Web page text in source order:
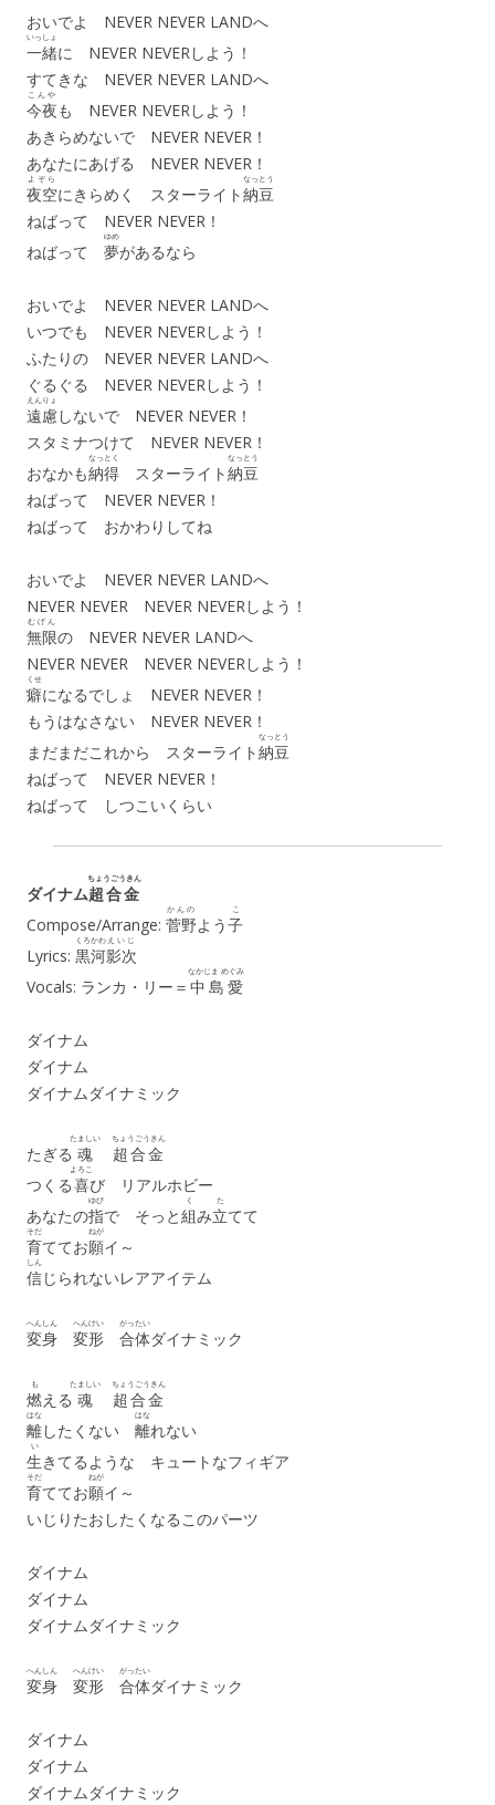
おいでよ NEVER NEVER LANDへ
一緒
いっしょ
に NEVER NEVERしよう！
すてきな NEVER NEVER LANDへ
今夜
こんや
も NEVER NEVERしよう！
あきらめないで NEVER NEVER！
あなたにあげる NEVER NEVER！
夜空
よぞら
にきらめく スターライト納豆
なっとう
ねばって NEVER NEVER！
ねばって 夢
ゆめ
があるなら
おいでよ NEVER NEVER LANDへ
いつでも NEVER NEVERしよう！
ふたりの NEVER NEVER LANDへ
ぐるぐる NEVER NEVERしよう！
遠慮
えんりょ
しないで NEVER NEVER！
スタミナつけて NEVER NEVER！
おなかも納得
なっとく
スターライト納豆
なっとう
ねばって NEVER NEVER！
ねばって おかわりしてね
おいでよ NEVER NEVER LANDへ
NEVER NEVER NEVER NEVERしよう！
無限
むげん
の NEVER NEVER LANDへ
NEVER NEVER NEVER NEVERしよう！
癖
くせ
になるでしょ NEVER NEVER！
もうはなさない NEVER NEVER！
まだまだこれから スターライト納豆
なっとう
ねばって NEVER NEVER！
ねばって しつこいくらい
ダイナム超合金
ちょうごうきん
Compose/Arrange: 菅野
かんの
よう子
こ
Lyrics: 黒河
くろかわ
影次
えいじ
Vocals: ランカ・リー＝ 中島愛
なかじま めぐみ
ダイナム
ダイナム
ダイナムダイナミック
たぎる 魂
たましい
超合金
ちょうごうきん
つくる喜
よろこ
び リアルホビー
あなたの指
ゆび
で そっと組
く
み立
た
てて
育
そだ
ててお願
ねが
イ～
信
しん
じられないレアアイテム
変身
へんしん
変形
へんけい
合体
がったい
ダイナミック
燃
も
える 魂
たましい
超合金
ちょうごうきん
離
はな
したくない 離
はな
れない
生
い
きてるような キュートなフィギア
育
そだ
ててお願
ねが
イ～
いじりたおしたくなるこのパーツ
ダイナム
ダイナム
ダイナムダイナミック
変身
へんしん
変形
へんけい
合体
がったい
ダイナミック
ダイナム
ダイナム
ダイナムダイナミック